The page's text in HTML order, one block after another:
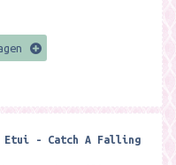
Etui - Catch A Falling